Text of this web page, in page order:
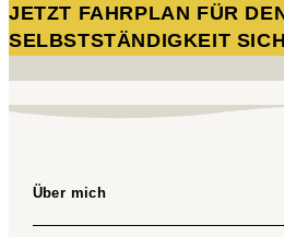
JETZT FAHRPLAN FÜR
SELBSTSTÄNDIGKEIT
Über mich